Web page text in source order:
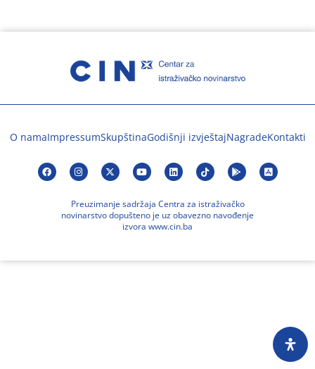
O namaImpressumSkupštinaGodišnji izvještajNagradeKontakti
Preuzimanje sadržaja Centra za istraživačko
novinarstvo dopušteno je uz obavezno navođenje
izvora www.cin.ba